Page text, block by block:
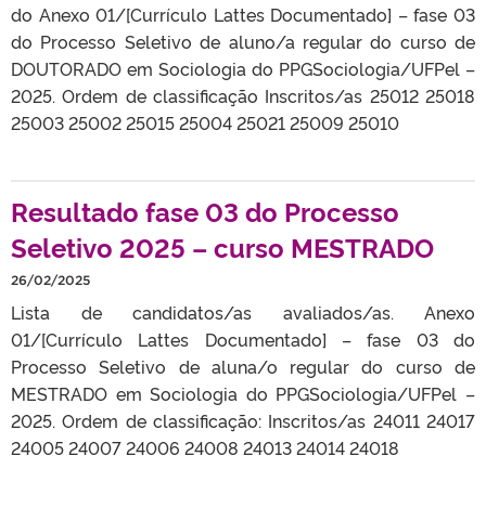
do Anexo 01/[Currículo Lattes Documentado] – fase 03
do Processo Seletivo de aluno/a regular do curso de
DOUTORADO em Sociologia do PPGSociologia/UFPel –
2025. Ordem de classificação Inscritos/as 25012 25018
25003 25002 25015 25004 25021 25009 25010
Resultado fase 03 do Processo
Seletivo 2025 – curso MESTRADO
26/02/2025
Lista de candidatos/as avaliados/as. Anexo
01/[Currículo Lattes Documentado] – fase 03 do
Processo Seletivo de aluna/o regular do curso de
MESTRADO em Sociologia do PPGSociologia/UFPel –
2025. Ordem de classificação: Inscritos/as 24011 24017
24005 24007 24006 24008 24013 24014 24018